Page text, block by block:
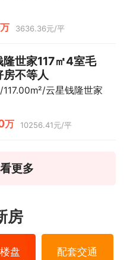
万 3636.36元/平
隆世家117㎡4室毛
不等人
云星钱隆世家
万 10256.41元/平
更多
房
盘 配套交通